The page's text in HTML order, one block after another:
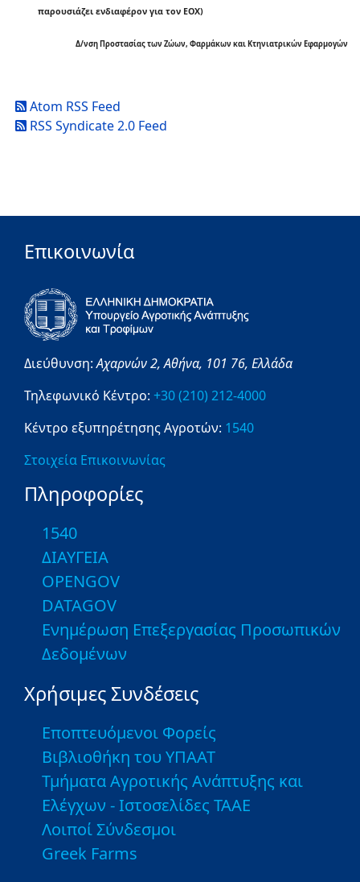
παρουσιάζει ενδιαφέρον για τον ΕΟΧ)
Δ/νση Προστασίας των Ζώων, Φαρμάκων και Κτηνιατρικών Εφαρμογών
Atom RSS Feed
RSS Syndicate 2.0 Feed
Επικοινωνία
Διεύθυνση:Αχαρνών 2,Αθήνα, 101 76, Ελλάδα
Τηλεφωνικό Κέντρο: +30 (210) 212-4000
Κέντρο εξυπηρέτησης Αγροτών: 1540
Στοιχεία Επικοινωνίας
Πληροφορίες
1540
ΔΙΑΥΓΕΙΑ
OPENGOV
DATAGOV
Ενημέρωση Επεξεργασίας Προσωπικών
Δεδομένων
Χρήσιμες Συνδέσεις
Εποπτευόμενοι Φορείς
Βιβλιοθήκη του ΥΠΑΑΤ
Τμήματα Αγροτικής Ανάπτυξης και
Ελέγχων - Ιστοσελίδες ΤΑΑΕ
Λοιποί Σύνδεσμοι
Greek Farms